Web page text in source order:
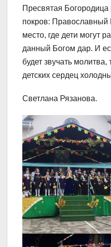
Пресвятая Богородица
покров:
место, где дети могут
данный Богом дар. И
будет звучать молитва,
детских сердец
Светлана Рязанова.